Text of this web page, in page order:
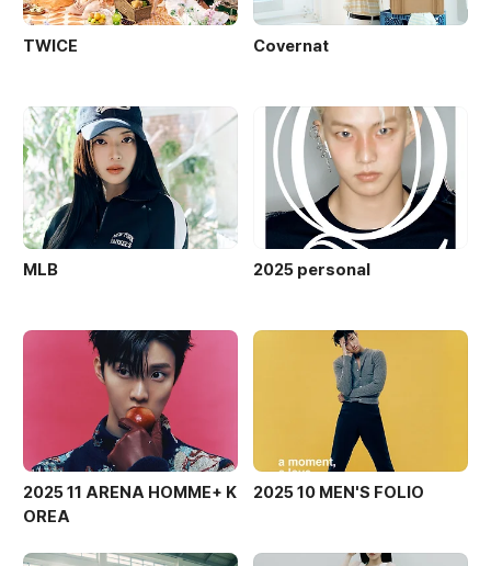
TWICE Covernat
MLB 2025 personal
2025 11 ARENA HOMME+ K
OREA
2025 10 MEN'S FOLIO